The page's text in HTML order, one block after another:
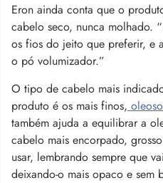
Eron ainda conta que o
cabelo seco, nunca molhado.
os fios do jeito que preferir, e
o pó volumizador.”
O tipo de cabelo mais
produto é os mais finos,
também ajuda a equilibrar a
cabelo mais encorpado,
usar, lembrando sempre que
deixando-o mais opaco e sem